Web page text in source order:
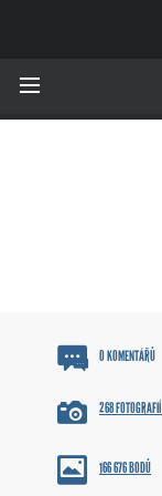
0 KOMENTÁŘŮ
268 FOTOGRAFIÍ
166 676 BODŮ